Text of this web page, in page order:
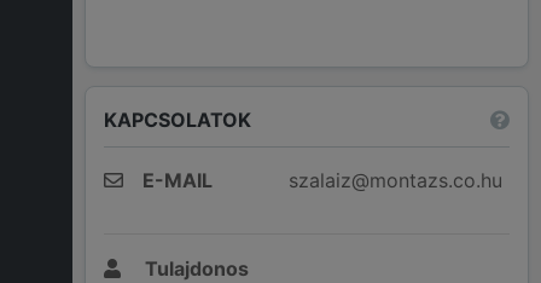
KAPCSOLATOK
E-MAIL szalaiz@montazs.co.hu
Tulajdonos